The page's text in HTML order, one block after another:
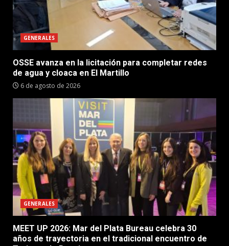
GENERALES
OSSE avanza en la licitación para completar redes
de agua y cloaca en El Martillo
6 de agosto de 2026
GENERALES
MEET UP 2026: Mar del Plata Bureau celebra 30
años de trayectoria en el tradicional encuentro de